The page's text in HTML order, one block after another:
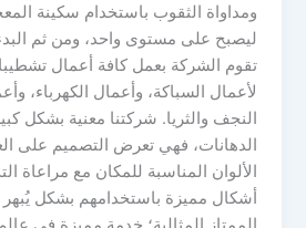
ومداواة الثقوب باستخدام سكينة
ليصبح على مستوى واحد، ومن ثم
تقوم الشركة بعمل كافة أعمال
لأعمال السباكة، وأعمال الكهرباء،
النجف والثريا. شركتنا معنية بشكل
الدهانات، فهي تعرض التصميم على
الألوان المناسبة للمكان مع مراعاة
أشكال مميزة باستخدامهم بشكل